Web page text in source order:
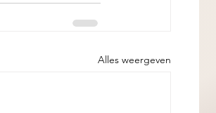
Alles weergeven